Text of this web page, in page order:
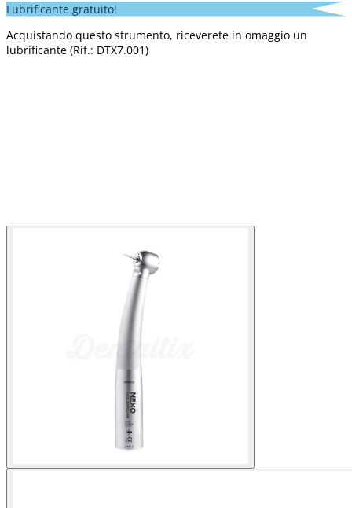
Lubrificante gratuito!
Acquistando questo strumento, riceverete in omaggio un
lubrificante (Rif.: DTX7.001)